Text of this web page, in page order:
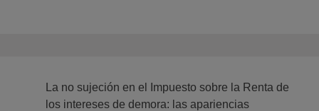
La no sujeción en el Impuesto sobre la Renta de
los intereses de demora: las apariencias